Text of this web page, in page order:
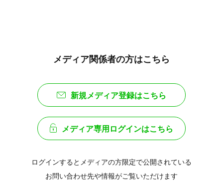
メディア関係者の方はこちら
新規メディア登録はこちら
メディア専用ログインはこちら
ログインするとメディアの方限定で公開されている
お問い合わせ先や情報がご覧いただけます